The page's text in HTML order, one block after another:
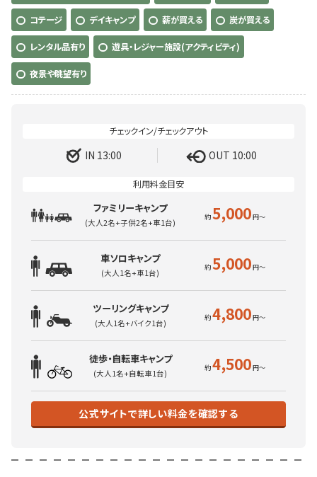
コテージ デイキャンプ 薪が買える 炭が買える
レンタル品有り 遊具・レジャー施設(アクティビティ)
夜景や眺望有り
IN 13:00 OUT 10:00
ファミリーキャンプ
(大人2名+子供2名+車1台) 5,000
車ソロキャンプ
(大人1名+車1台) 5,000
ツーリングキャンプ
(大人1名+バイク1台) 4,800
徒歩・自転車キャンプ
(大人1名+自転車1台) 4,500
公式サイトで詳しい料金を確認する